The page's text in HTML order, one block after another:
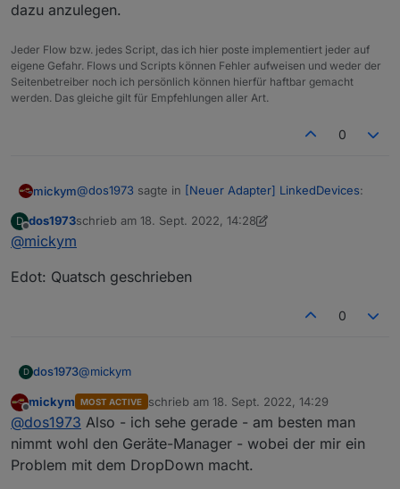
dazu anzulegen.
Jeder Flow bzw. jedes Script, das ich hier poste implementiert jeder auf
eigene Gefahr. Flows und Scripts können Fehler aufweisen und weder der
Seitenbetreiber noch ich persönlich können hierfür haftbar gemacht
werden. Das gleiche gilt für Empfehlungen aller Art.
0
mickym@dos1973 sagte in [Neuer Adapter] LinkedDevices:
ohhhjjeeee, mir schwant böses...
Habs Dir gerade gepostet - wie das aussehen soll -
siehe Tischlampe.
D
Offline
dos1973schrieb am 18. Sept. 2022, 14:28
zuletzt editiert von dos1973
@mickym
Edot: Quatsch geschrieben
0
D dos1973@mickym
Edot: Quatsch geschrieben
Offline
mickym MOST ACTIVE schrieb am 18. Sept. 2022, 14:29
zuletzt editiert von
@dos1973 Also - ich sehe gerade - am besten man
nimmt wohl den Geräte-Manager - wobei der mir ein
Problem mit dem DropDown macht.